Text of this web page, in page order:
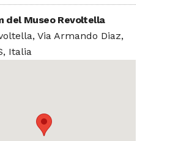
del Museo Revoltella
Via Armando Diaz,
Italia